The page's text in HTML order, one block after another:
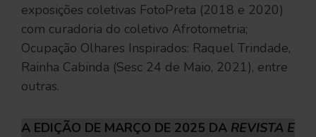
exposições coletivas FotoPreta (2018 e 2020)
com curadoria do coletivo Afrotometria;
Ocupação Olhares Inspirados: Raquel Trindade,
Rainha Cabinda (Sesc 24 de Maio, 2021), entre
outras.
A EDIÇÃO DE MARÇO DE 2025 DA REVISTA E